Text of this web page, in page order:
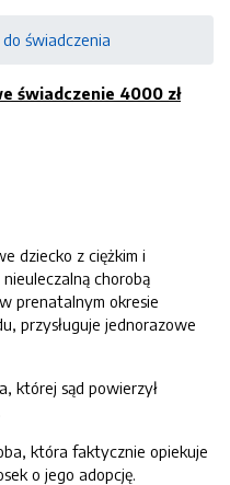
świadczenia
świadczenie 4000 zł
dziecko z ciężkim i
chorobą
prenatalnym okresie
przysługuje jednorazowe
której sąd powierzył
która faktycznie opiekuje
o jego adopcję.